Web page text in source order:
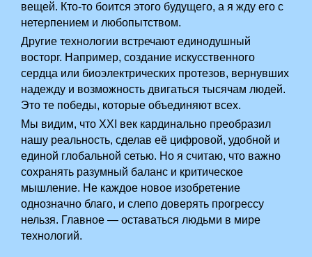
вещей. Кто-то боится этого будущего, а я жду его с
нетерпением и любопытством.
Другие технологии встречают единодушный
восторг. Например, создание искусственного
сердца или биоэлектрических протезов, вернувших
надежду и возможность двигаться тысячам людей.
Это те победы, которые объединяют всех.
Мы видим, что XXI век кардинально преобразил
нашу реальность, сделав её цифровой, удобной и
единой глобальной сетью. Но я считаю, что важно
сохранять разумный баланс и критическое
мышление. Не каждое новое изобретение
однозначно благо, и слепо доверять прогрессу
нельзя. Главное — оставаться людьми в мире
технологий.